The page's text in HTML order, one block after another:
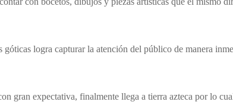
logra capturar la atención del público de manera
gran expectativa, finalmente llega a tierra azteca por lo